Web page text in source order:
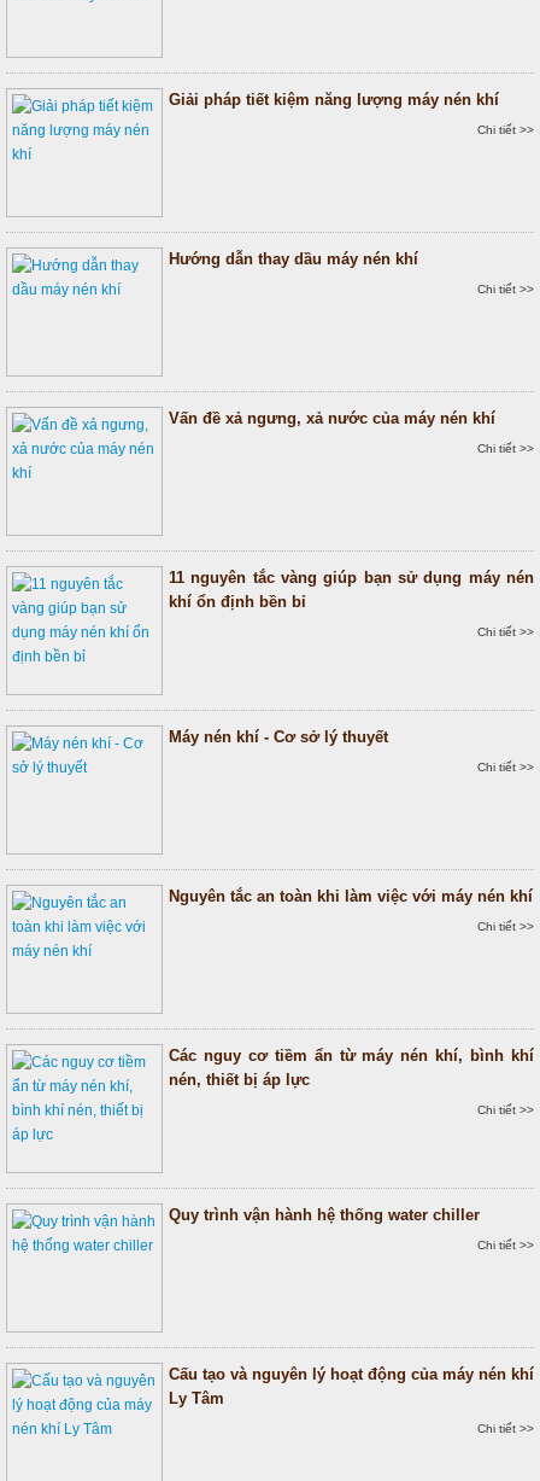
Giải pháp tiết kiệm năng lượng máy nén khí
Chi tiết >>
Hướng dẫn thay dầu máy nén khí
Chi tiết >>
Vấn đề xả ngưng, xả nước của máy nén khí
Chi tiết >>
11 nguyên tắc vàng giúp bạn sử dụng máy nén
khí ổn định bền bỉ
Chi tiết >>
Máy nén khí - Cơ sở lý thuyết
Chi tiết >>
Nguyên tắc an toàn khi làm việc với máy nén khí
Chi tiết >>
Các nguy cơ tiềm ẩn từ máy nén khí, bình khí
nén, thiết bị áp lực
Chi tiết >>
Quy trình vận hành hệ thống water chiller
Chi tiết >>
Cấu tạo và nguyên lý hoạt động của máy nén khí
Ly Tâm
Chi tiết >>